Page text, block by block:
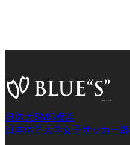
日体大SMG横浜
日本体育大学女子サッカー部